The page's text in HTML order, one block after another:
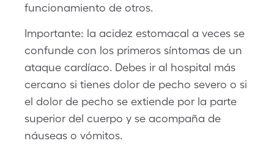
funcionamiento de otros.
Importante: la acidez estomacal a veces se
confunde con los primeros síntomas de un
ataque cardíaco. Debes ir al hospital más
cercano si tienes dolor de pecho severo o si
el dolor de pecho se extiende por la parte
superior del cuerpo y se acompaña de
náuseas o vómitos.